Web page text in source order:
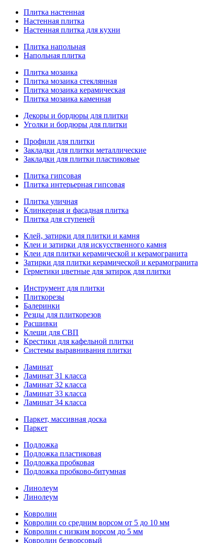
Плитка настенная
Настенная плитка
Настенная плитка для кухни
Плитка напольная
Напольная плитка
Плитка мозаика
Плитка мозаика стеклянная
Плитка мозаика керамическая
Плитка мозаика каменная
Декоры и бордюры для плитки
Уголки и бордюры для плитки
Профили для плитки
Закладки для плитки металлические
Закладки для плитки пластиковые
Плитка гипсовая
Плитка интерьерная гипсовая
Плитка уличная
Клинкерная и фасадная плитка
Плитка для ступеней
Клей, затирки для плитки и камня
Клеи и затирки для искусственного камня
Клеи для плитки керамической и керамогранита
Затирки для плитки керамической и керамогранита
Герметики цветные для затирок для плитки
Инструмент для плитки
Плиткорезы
Балеринки
Резцы для плиткорезов
Расшивки
Клещи для СВП
Крестики для кафельной плитки
Системы выравнивания плитки
Ламинат
Ламинат 31 класса
Ламинат 32 класса
Ламинат 33 класса
Ламинат 34 класса
Паркет, массивная доска
Паркет
Подложка
Подложка пластиковая
Подложка пробковая
Подложка пробково-битумная
Линолеум
Линолеум
Ковролин
Ковролин со средним ворсом от 5 до 10 мм
Ковролин с низким ворсом до 5 мм
Ковролин безворсовый